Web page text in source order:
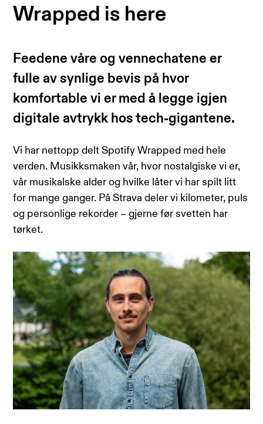
Wrapped is here
Feedene våre og vennechatene er
fulle av synlige bevis på hvor
komfortable vi er med å legge igjen
digitale avtrykk hos tech-gigantene.
Vi har nettopp delt Spotify Wrapped med hele
verden. Musikksmaken vår, hvor nostalgiske vi er,
vår musikalske alder og hvilke låter vi har spilt litt
for mange ganger. På Strava deler vi kilometer, puls
og personlige rekorder – gjerne før svetten har
tørket.